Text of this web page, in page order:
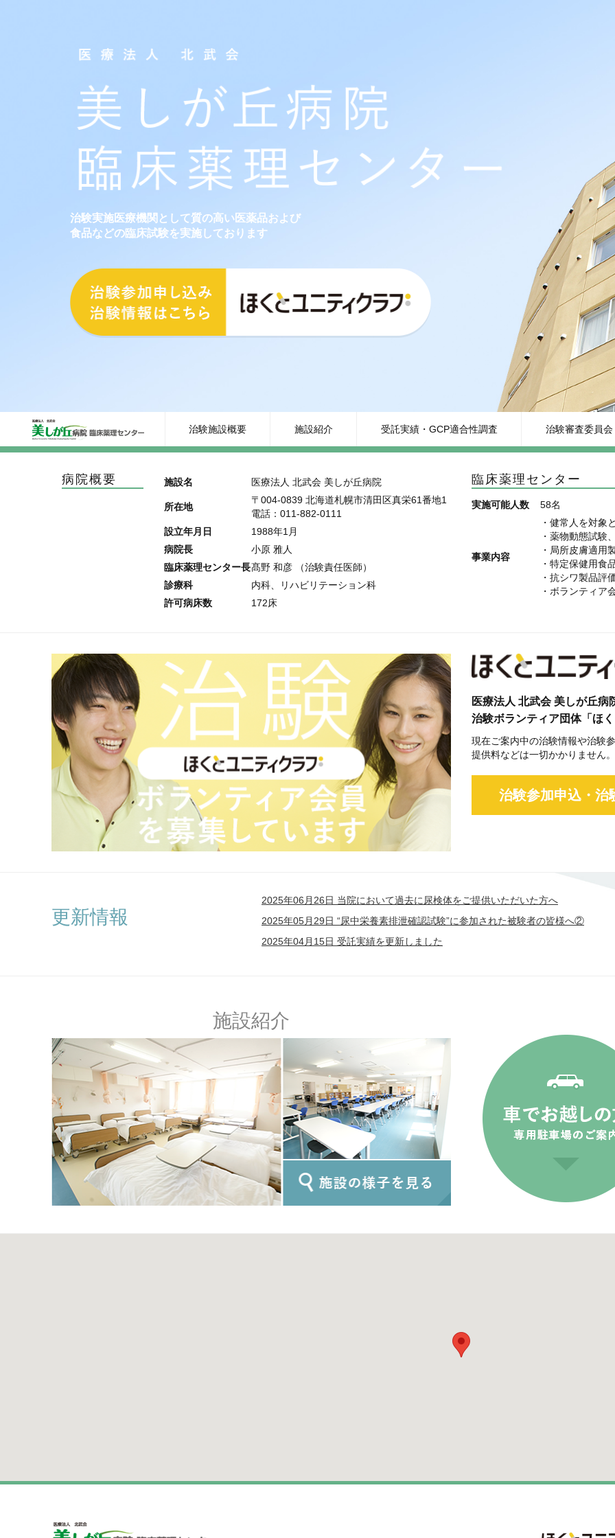
治験実施医療機関として質の高い医薬品および
食品などの臨床試験を実施しております
治験施設概要 施設紹介 受託実績・GCP適合性調査 治験審査委員会
病院概要 施設名 医療法人 北武会 美しが丘病院
所在地
〒004-0839 北海道札幌市清田区真栄61番地1
電話：011-882-0111
設立年月日
1988年1月
病院長
小原 雅人
臨床薬理センター長髙野 和彦 （治験責任医師）
診療科
内科、リハビリテーション科
許可病床数
172床
臨床薬理センター
実施可能人数 58名
事業内容
・健常人を対象
・薬物動態試験
・局所皮膚適用
・特定保健用食
・抗シワ製品評
・ボランティア
医療法人 北武会 美しが丘病
治験ボランティア団体「ほ
現在ご案内中の治験情報や治験
提供料などは一切かかりません。
治験参加申込・治
更新情報
2025年06月26日 当院において過去に尿検体をご提供いただいた方へ
2025年05月29日 “尿中栄養素排泄確認試験”に参加された被験者の皆様へ②
2025年04月15日 受託実績を更新しました
施設紹介